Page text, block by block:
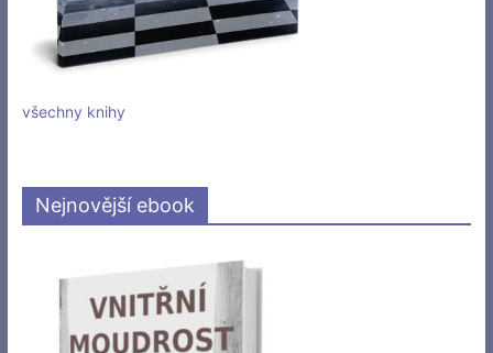
všechny knihy
Nejnovější ebook